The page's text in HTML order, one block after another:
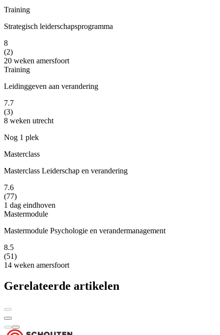
Training
Strategisch leiderschapsprogramma
8
(2)
20 weken amersfoort
Training
Leidinggeven aan verandering
7.7
(3)
8 weken utrecht
Nog 1 plek
Masterclass
Masterclass Leiderschap en verandering
7.6
(77)
1 dag eindhoven
Mastermodule
Mastermodule Psychologie en verandermanagement
8.5
(51)
14 weken amersfoort
Gerelateerde artikelen